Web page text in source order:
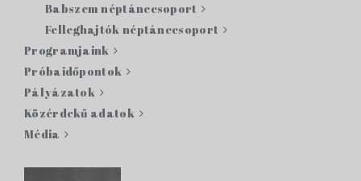
Babszem néptánccsoport
Felleghajtók néptánccsoport
Programjaink
Próbaidőpontok
Pályázatok
Közérdekű adatok
Média